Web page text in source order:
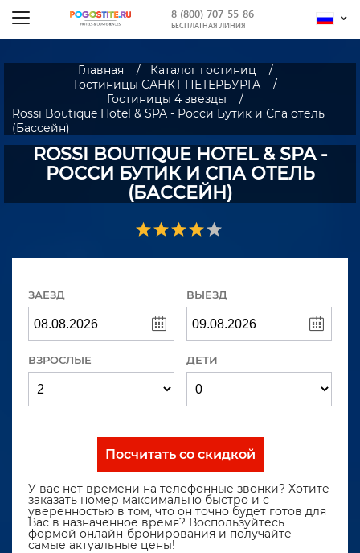
8 (800) 707-55-86
БЕСПЛАТНАЯ ЛИНИЯ
Главная
Каталог гостиниц
Гостиницы САНКТ ПЕТЕРБУРГА
Гостиницы 4 звезды
Rossi Boutique Hotel & SPA - Росси Бутик и Спа отель
(Бассейн)
ROSSI BOUTIQUE HOTEL & SPA -
РОССИ БУТИК И СПА ОТЕЛЬ
(БАССЕЙН)
ЗАЕЗД ВЫЕЗД
ВЗРОСЛЫЕ ДЕТИ
Посчитать со скидкой
У вас нет времени на телефонные звонки? Хотите
заказать номер максимально быстро и с
уверенностью в том, что он точно будет готов для
Вас в назначенное время? Воспользуйтесь
формой онлайн-бронирования и получайте
самые актуальные цены!